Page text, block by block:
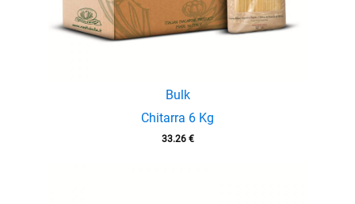
Bulk
Chitarra 6 Kg
33.26 €